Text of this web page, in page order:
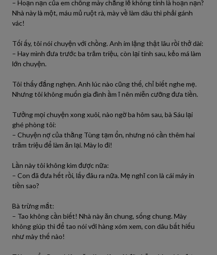
– Hoạn nạn của em chồng mày chẳng lẽ không tính là hoạn nạn?
Nhà này là một, máu mủ ruột rà, mày về làm dâu thì phải gánh
vác!
Tối ấy, tôi nói chuyện với chồng. Anh im lặng thật lâu rồi thở dài:
– Hay mình đưa trước ba trăm triệu, còn lại tính sau, kẻo má làm
lớn chuyện.
Tôi thấy đắng nghẹn. Anh lúc nào cũng thế, chỉ biết nghe mẹ.
Nhưng tôi không muốn gia đình ầm ĩ nên miễn cưỡng đưa tiền.
Tưởng mọi chuyện xong xuôi, nào ngờ ba hôm sau, bà Sáu lại
ghé phòng tôi:
– Chuyện nợ của thằng Tùng tạm ổn, nhưng nó cần thêm hai
trăm triệu để làm ăn lại. Mày lo đi!
Lần này tôi không kìm được nữa:
– Con đã đưa hết rồi, lấy đâu ra nữa. Mẹ nghĩ con là cái máy in
tiền sao?
Bà trừng mắt:
– Tao không cần biết! Nhà này ăn chung, sống chung. Mày
không giúp thì để tao nói với hàng xóm xem, con dâu bất hiếu
như mày thế nào!